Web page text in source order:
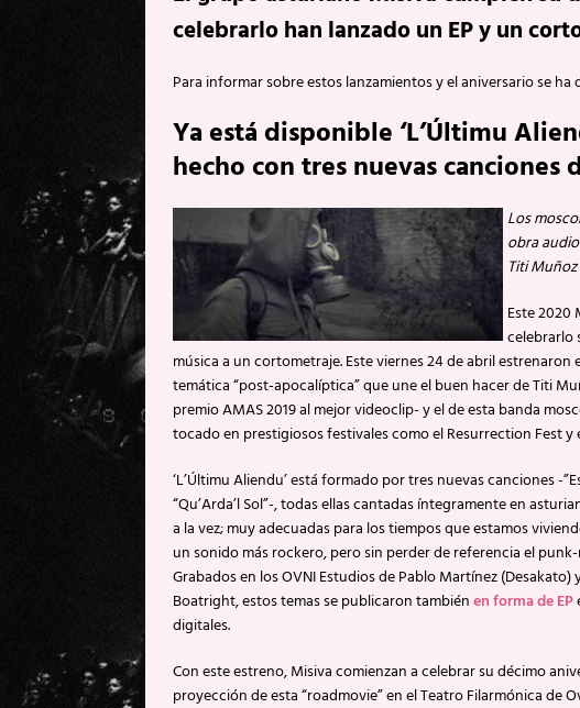
celebrarlo han lanzado un EP y un
Para informar sobre estos lanzamientos y el aniversario se
Ya está disponible ‘L’Últimu
hecho con tres nuevas
Los
obra
Titi Muñoz
Este 2020
celebrarlo
música a un cortometraje. Este viernes 24 de abril estrenaron
temática “post-apocalíptica” que une el buen hacer de Titi
premio AMAS 2019 al mejor videoclip- y el de esta banda
tocado en prestigiosos festivales como el Resurrection Fest y
‘L’Últimu Aliendu’ está formado por tres nuevas canciones -
“Qu’Arda’l Sol”-, todas ellas cantadas íntegramente en
a la vez; muy adecuadas para los tiempos que estamos
un sonido más rockero, pero sin perder de referencia el
Grabados en los OVNI Estudios de Pablo Martínez
Boatright, estos temas se publicaron tambiénen forma de EP
digitales.
Con este estreno, Misiva comienzan a celebrar su décimo
proyección de esta “roadmovie” en el Teatro Filarmónica de